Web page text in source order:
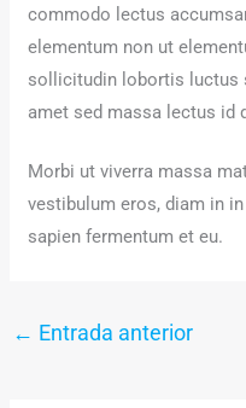
commodo lectus
elementum non ut
sollicitudin lobortis luctus
amet sed massa lectus id
Morbi ut viverra massa
vestibulum eros, diam in
sapien fermentum et eu.
← Entrada anterior